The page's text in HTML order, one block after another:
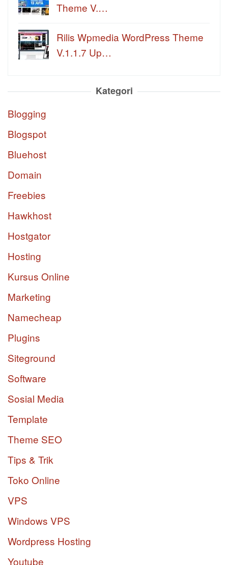
Theme V.…
Rilis Wpmedia WordPress Theme
V.1.1.7 Up…
Kategori
Blogging
Blogspot
Bluehost
Domain
Freebies
Hawkhost
Hostgator
Hosting
Kursus Online
Marketing
Namecheap
Plugins
Siteground
Software
Sosial Media
Template
Theme SEO
Tips & Trik
Toko Online
VPS
Windows VPS
Wordpress Hosting
Youtube